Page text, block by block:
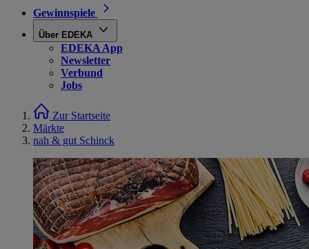
Gewinnspiele
Über EDEKA
EDEKA App
Newsletter
Verbund
Jobs
Zur Startseite
Märkte
nah & gut Schinck